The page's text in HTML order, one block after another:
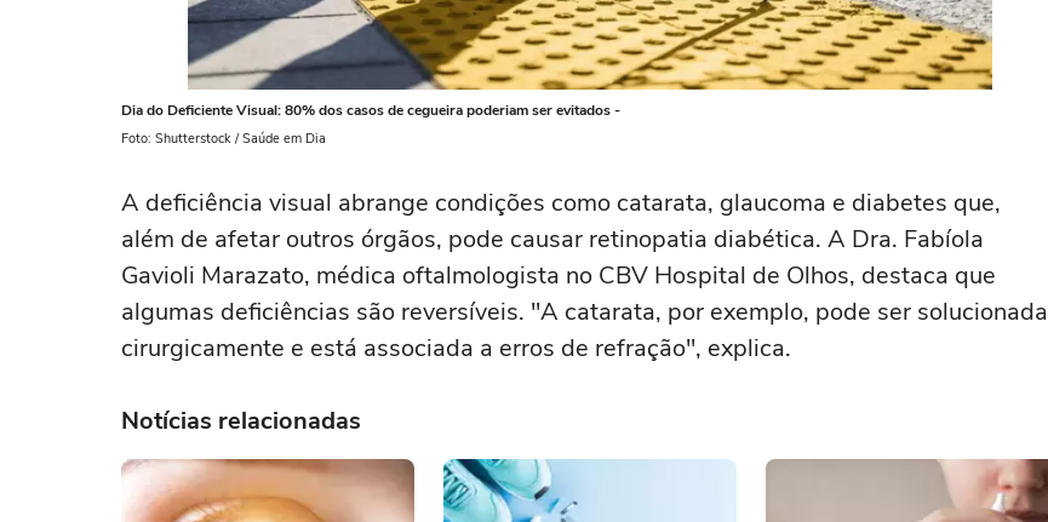
Dia do Deficiente Visual: 80% dos casos de cegueira poderiam ser evitados -
Foto: Shutterstock / Saúde em Dia
A deficiência visual abrange condições como catarata, glaucoma e diabetes que,
além de afetar outros órgãos, pode causar retinopatia diabética. A Dra. Fabíola
Gavioli Marazato, médica oftalmologista no CBV Hospital de Olhos, destaca que
algumas deficiências são reversíveis. "A catarata, por exemplo, pode ser solucionada
cirurgicamente e está associada a erros de refração", explica.
Notícias relacionadas